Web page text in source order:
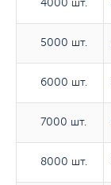
4000 шт.
5000 шт.
6000 шт.
7000 шт.
8000 шт.
4000 шт.
5000 шт.
6000 шт.
7000 шт.
8000 шт.